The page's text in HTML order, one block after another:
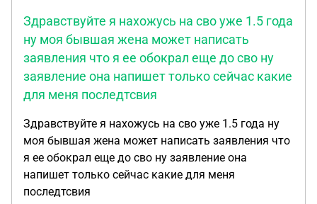
портал «Госуслуги». Регистрация была
оформлена, однако сотрудники МВД в Тобольске
отказались проставлять какую-либо отметку на
миграционной карте, пояснив, что при
электронной подаче через Госуслуги печать не
Таким образом, до конца декабря 2025 года я
находился в Тобольске с регистрацией,
оформленной через Госуслуги, но без физической
печати на миграционной карте (на карте
оставалась только старая хабаровская отметка).
Здравствуйте я нахожусь на сво уже 1.5 года
ну моя бывшая жена может написать
заявления что я ее обокрал еще до сво ну
заявление она напишет только сейчас какие
для меня последтсвия
Здравствуйте я нахожусь на сво уже 1.5 года ну
моя бывшая жена может написать заявления что
я ее обокрал еще до сво ну заявление она
напишет только сейчас какие для меня
последтсвия